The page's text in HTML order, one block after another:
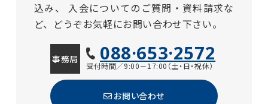
込み、
入会についてのご質問・資料請求な
ど、どうぞお気軽にお問い合わせ下さい。
事務局 088·653·2572
受付時間／9:00－17:00（土・日・祝休）
お問い合わせ